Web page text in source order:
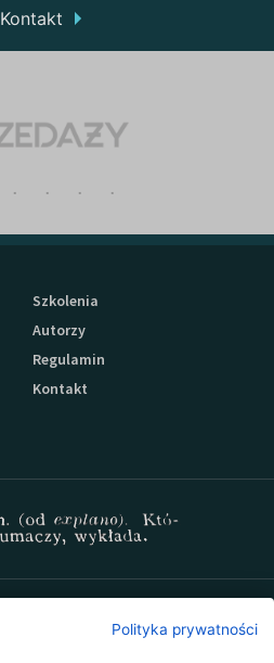
Kontakt
Szkolenia
Autorzy
Regulamin
Kontakt
Polityka prywatności